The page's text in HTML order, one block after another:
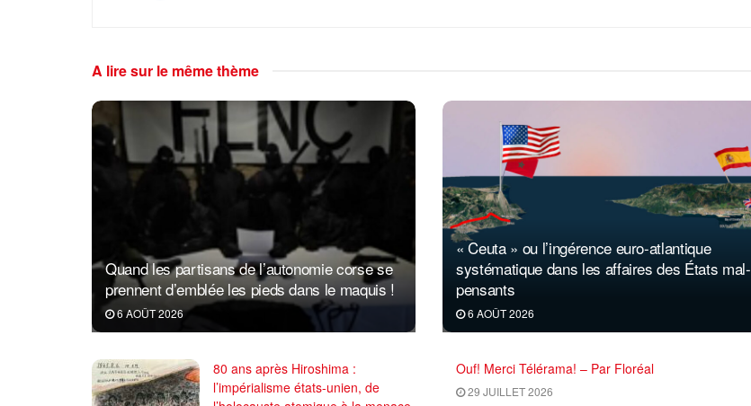
A lire sur le même thème
Quand les partisans de l’autonomie corse se
prennent d’emblée les pieds dans le maquis !
6 AOÛT 2026
« Ceuta » ou l’ingérence euro-atlantique
systématique dans les affaires des États mal-
pensants
6 AOÛT 2026
80 ans après Hiroshima :
l’impérialisme états-unien, de
Ouf! Merci Télérama! – Par Floréal
29 JUILLET 2026